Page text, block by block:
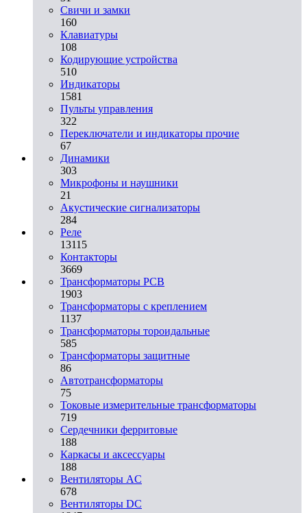
Свичи и замки
160
Клавиатуры
108
Кодирующие устройства
510
Индикаторы
1581
Пульты управления
322
Переключатели и индикаторы прочие
67
Динамики
303
Микрофоны и наушники
21
Акустические сигнализаторы
284
Реле
13115
Контакторы
3669
Трансформаторы PCB
1903
Трансформаторы с креплением
1137
Трансформаторы тороидальные
585
Трансформаторы защитные
86
Автотрансформаторы
75
Токовые измерительные трансформаторы
719
Сердечники ферритовые
188
Каркасы и аксессуары
188
Вентиляторы AC
678
Вентиляторы DC